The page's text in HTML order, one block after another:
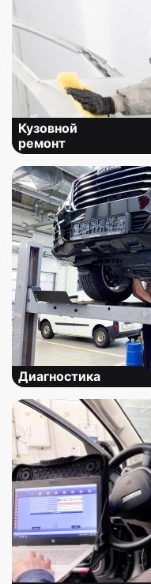
Кузовной
ремонт
Диагностика